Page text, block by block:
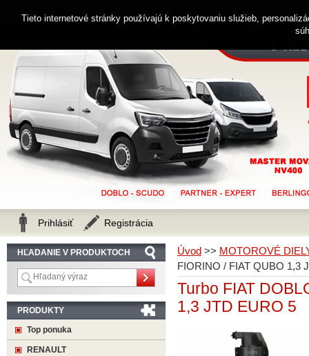
Úvod >> MOTOROVÉ
FIORINO / FIAT QUBO 1,3
Turbo FIAT
1,3 JTD EURO 5
HĽADANIE V PRODUKTOCH
PRODUKTY
Top ponuka
RENAULT
Zákaznícka linka 0914 238 482
Prihlásiť Registrácia
Tieto internetové stránky používajú k poskytovaniu služieb,